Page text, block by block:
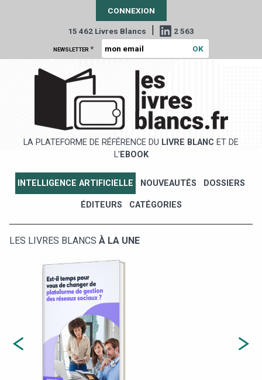
CONNEXION
15 462 Livres Blancs | 2 563
NEWSLETTER *
LA PLATEFORME DE RÉFÉRENCE DU LIVRE BLANC ET DE
L' EBOOK
INTELLIGENCE ARTIFICIELLE NOUVEAUTÉS DOSSIERS
ÉDITEURS CATÉGORIES
LES LIVRES BLANCS À LA UNE